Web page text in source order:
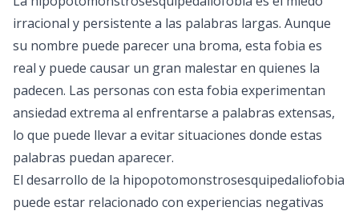
irracional y persistente a las palabras largas. Aunque
su nombre puede parecer una broma, esta fobia es
real y puede causar un gran malestar en quienes la
padecen. Las personas con esta fobia experimentan
ansiedad extrema al enfrentarse a palabras extensas,
lo que puede llevar a evitar situaciones donde estas
palabras puedan aparecer.
El desarrollo de la hipopotomonstrosesquipedaliofobia
puede estar relacionado con experiencias negativas